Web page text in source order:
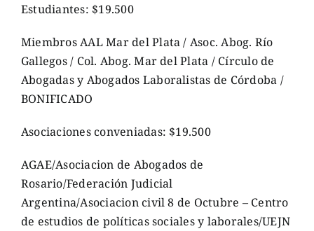
Estudiantes: $19.500
Miembros AAL Mar del Plata / Asoc. Abog. Río
Gallegos / Col. Abog. Mar del Plata / Círculo de
Abogadas y Abogados Laboralistas de Córdoba /
BONIFICADO
Asociaciones conveniadas: $19.500
AGAE/Asociacion de Abogados de
Rosario/Federación Judicial
Argentina/Asociacion civil 8 de Octubre – Centro
de estudios de políticas sociales y laborales/UEJN